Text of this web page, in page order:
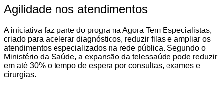
Agilidade nos atendimentos
A iniciativa faz parte do programa Agora Tem Especialistas,
criado para acelerar diagnósticos, reduzir filas e ampliar os
atendimentos especializados na rede pública. Segundo o
Ministério da Saúde, a expansão da telessaúde pode reduzir
em até 30% o tempo de espera por consultas, exames e
cirurgias.